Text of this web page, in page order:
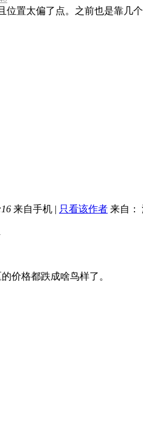
位置太偏了点。之前也是靠几
来自手机 | 只看该作者 来自：
价格都跌成啥鸟样了。